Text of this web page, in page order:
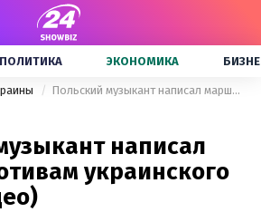
ЭКОНОМИКА
Польский музыкант написал марш по мотивам украинского гимна (Видео)
написал
украинского